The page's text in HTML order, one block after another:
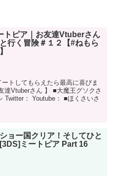
トピア｜お友達Vtuberさん
行く冒険＃１２【#ねもら
トしてもらえたら最高に喜びま
達Vtuberさん 】 ■大魔王グソクさ
Twitter： Youtube： ■ほくさいさ
ョー国クリア！そしてひと
ミートピア Part 16